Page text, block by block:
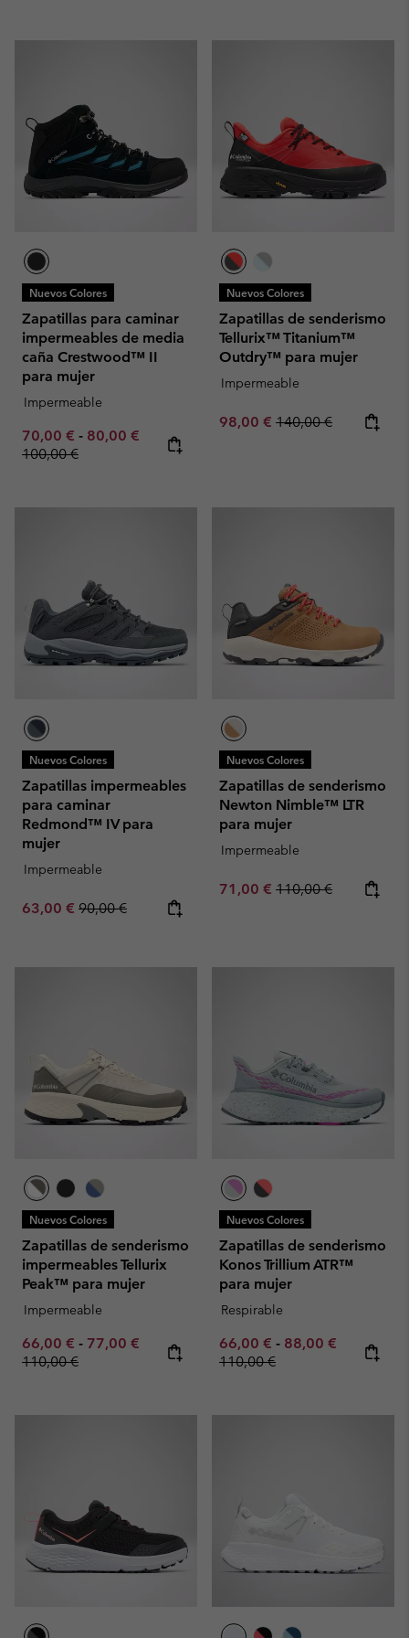
Nuevos Colores
Zapatillas para caminar
impermeables de media
caña Crestwood™ II
para mujer
Impermeable
Minimum sale price:
70,00 € - Maximum sale price:
80,00 € Regular price:
100,00 €
Nuevos Colores
Zapatillas de senderismo
Tellurix™ Titanium™
Outdry™ para mujer
Impermeable
Sale price:
98,00 € Regular price:
140,00 €
Nuevos Colores
Zapatillas impermeables
para caminar
Redmond™ IV para
mujer
Impermeable
Sale price:
63,00 € Regular price:
90,00 €
Nuevos Colores
Zapatillas de senderismo
Newton Nimble™ LTR
para mujer
Impermeable
Sale price:
71,00 € Regular price:
110,00 €
Nuevos Colores
Zapatillas de senderismo
impermeables Tellurix
Peak™ para mujer
Impermeable
Minimum sale price:
66,00 € - Maximum sale price:
77,00 € Regular price:
110,00 €
Nuevos Colores
Zapatillas de senderismo
Konos Trillium ATR™
para mujer
Respirable
Minimum sale price:
66,00 € - Maximum sale
88,00 € Regular
110,00 €